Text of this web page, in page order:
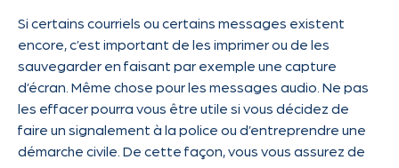
Si certains courriels ou certains messages existent
encore, c’est important de les imprimer ou de les
sauvegarder en faisant par exemple une capture
d’écran. Même chose pour les messages audio. Ne pas
les effacer pourra vous être utile si vous décidez de
faire un signalement à la police ou d’entreprendre une
démarche civile. De cette façon, vous vous assurez de